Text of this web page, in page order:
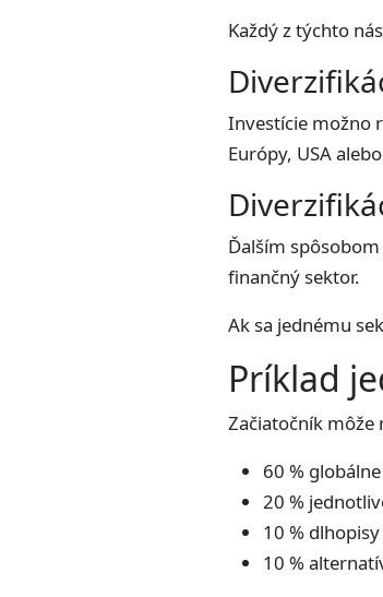
Každý z týchto
Investície možno
Európy, USA
Ďalším
finančný sektor.
Ak sa jednému
Príklad
Začiatočník môže
60 %
20 %
10 % dlhopisy
10 %